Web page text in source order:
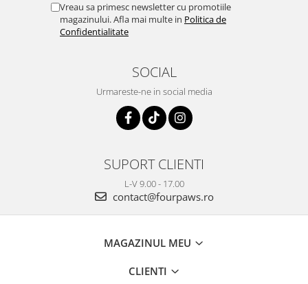
Vreau sa primesc newsletter cu promotiile
magazinului. Afla mai multe in Politica de
Confidentialitate
SOCIAL
Urmareste-ne in social media
SUPORT CLIENTI
L-V 9.00 - 17.00
contact@fourpaws.ro
MAGAZINUL MEU
CLIENTI